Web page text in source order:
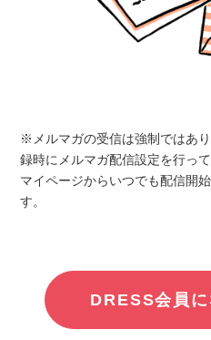
※メルマガの受信は強制ではあ
録時にメルマガ配信設定を行っ
マイページからいつでも配信開
す。
DRESS会員に